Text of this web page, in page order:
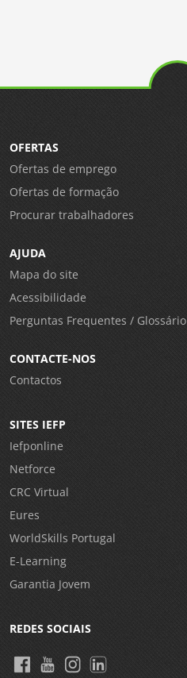
OFERTAS
Ofertas de emprego
Ofertas de formação
Procurar trabalhadores
AJUDA
Mapa do site
Acessibilidade
Perguntas Frequentes / Glossário
CONTACTE-NOS
Contactos
SITES IEFP
Iefponline
Netforce
CRC Virtual
Eures
WorldSkills Portugal
E-Learning
Garantia Jovem
REDES SOCIAIS